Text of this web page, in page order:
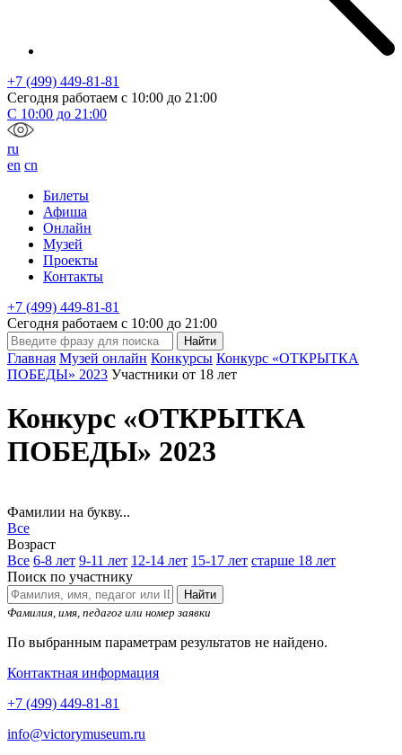
+7 (499) 449-81-81
Сегодня работаем с 10:00 до 21:00
С 10:00 до 21:00
ru
en cn
Билеты
Афиша
Онлайн
Музей
Проекты
Контакты
+7 (499) 449-81-81
Сегодня работаем с 10:00 до 21:00
Главная Музей онлайн Конкурсы Конкурс «ОТКРЫТКА
ПОБЕДЫ» 2023 Участники от 18 лет
Конкурс «ОТКРЫТКА
ПОБЕДЫ» 2023
Фамилии на букву...
Все
Возраст
Все 6-8 лет 9-11 лет 12-14 лет 15-17 лет старше 18 лет
Поиск по участнику
Найти
Фамилия, имя, педагог или номер заявки
По выбранным параметрам результатов не найдено.
Контактная информация
+7 (499) 449-81-81
info@victorymuseum.ru